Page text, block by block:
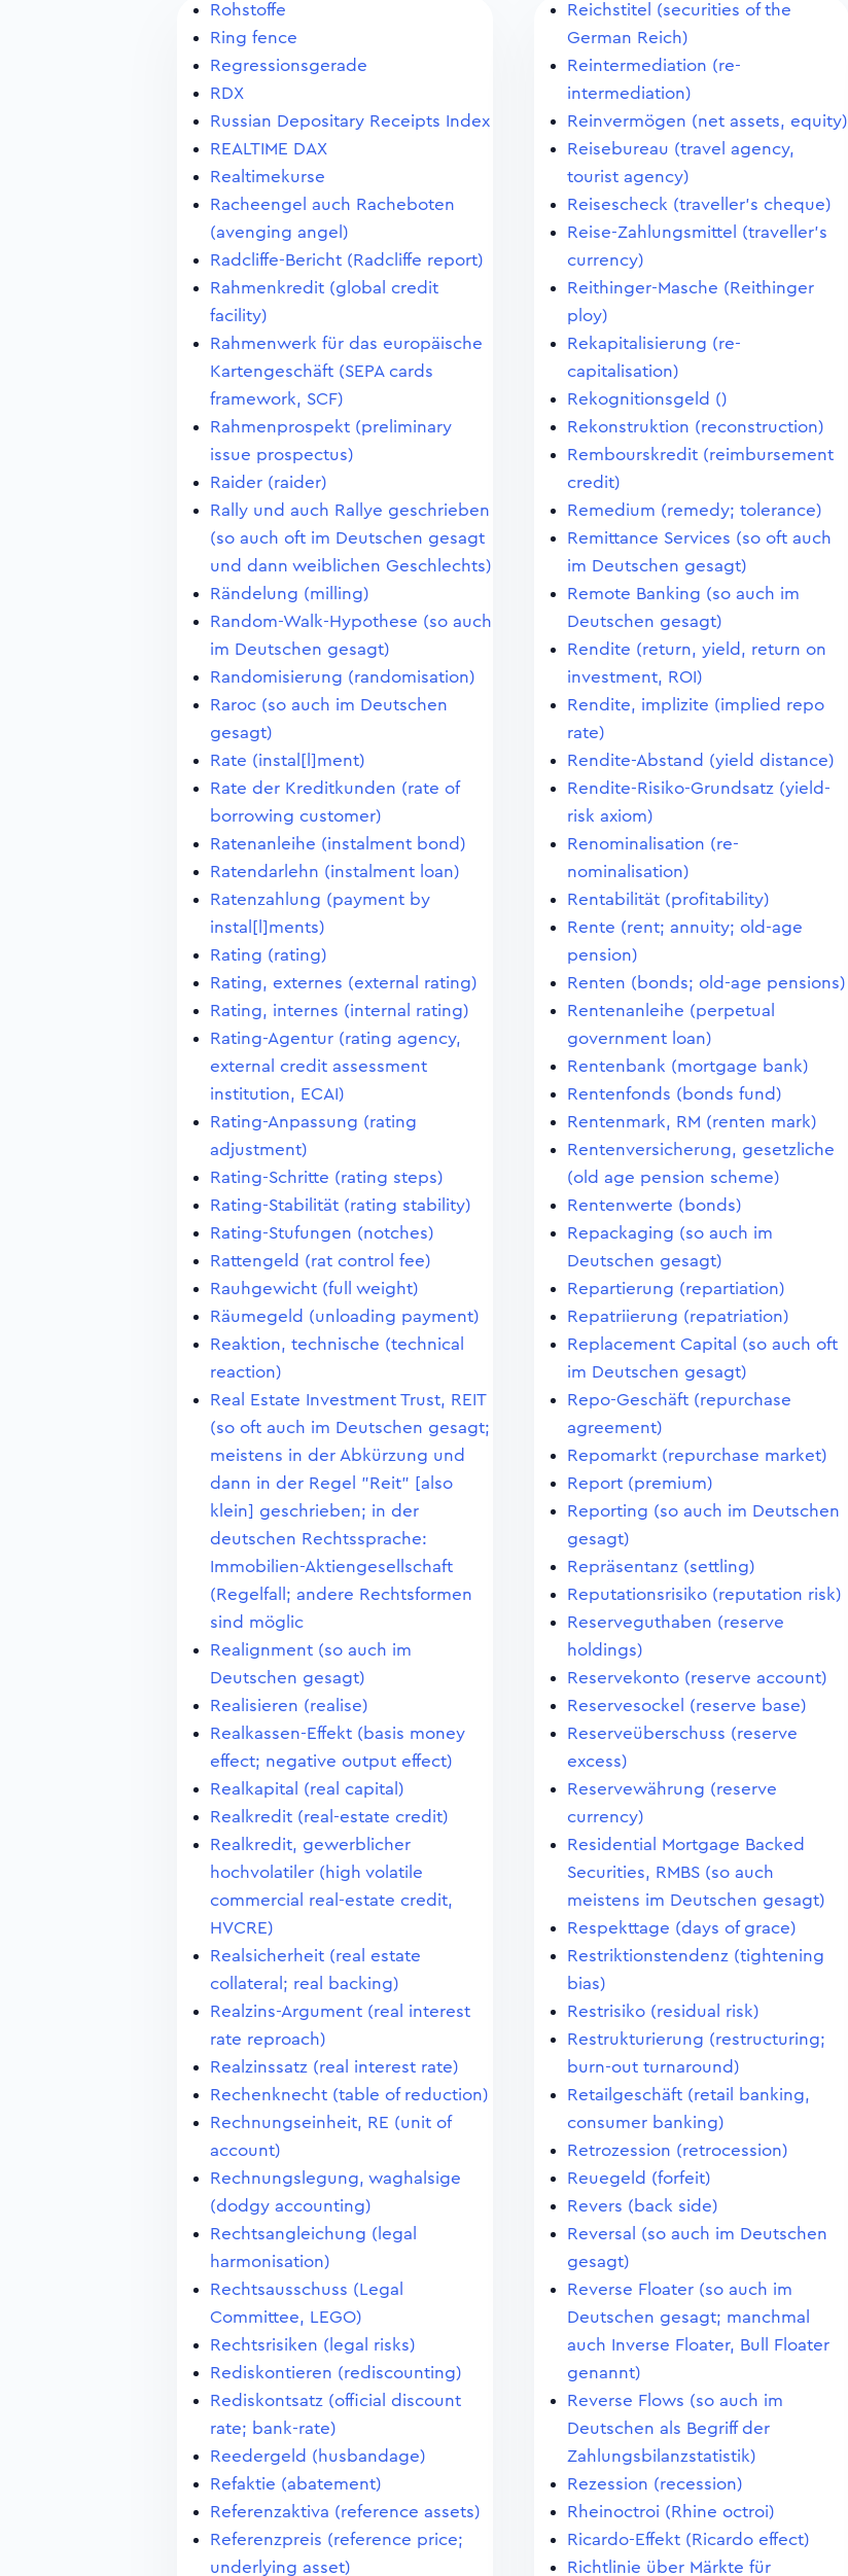
Rohstoffe
Ring fence
Regressionsgerade
RDX
Russian Depositary Receipts Index
REALTIME DAX
Realtimekurse
Racheengel auch Racheboten
(avenging angel)
Radcliffe-Bericht (Radcliffe report)
Rahmenkredit (global credit
facility)
Rahmenwerk für das europäische
Kartengeschäft (SEPA cards
framework, SCF)
Rahmenprospekt (preliminary
issue prospectus)
Raider (raider)
Rally und auch Rallye geschrieben
(so auch oft im Deutschen gesagt
und dann weiblichen Geschlechts)
Rändelung (milling)
Random-Walk-Hypothese (so auch
im Deutschen gesagt)
Randomisierung (randomisation)
Raroc (so auch im Deutschen
gesagt)
Rate (instal[l]ment)
Rate der Kreditkunden (rate of
borrowing customer)
Ratenanleihe (instalment bond)
Ratendarlehn (instalment loan)
Ratenzahlung (payment by
instal[l]ments)
Rating (rating)
Rating, externes (external rating)
Rating, internes (internal rating)
Rating-Agentur (rating agency,
external credit assessment
institution, ECAI)
Rating-Anpassung (rating
adjustment)
Rating-Schritte (rating steps)
Rating-Stabilität (rating stability)
Rating-Stufungen (notches)
Rattengeld (rat control fee)
Rauhgewicht (full weight)
Räumegeld (unloading payment)
Reaktion, technische (technical
reaction)
Real Estate Investment Trust, REIT
(so oft auch im Deutschen gesagt;
meistens in der Abkürzung und
dann in der Regel "Reit" [also
klein] geschrieben; in der
deutschen Rechtssprache:
Immobilien-Aktiengesellschaft
(Regelfall; andere Rechtsformen
sind möglic
Realignment (so auch im
Deutschen gesagt)
Realisieren (realise)
Realkassen-Effekt (basis money
effect; negative output effect)
Realkapital (real capital)
Realkredit (real-estate credit)
Realkredit, gewerblicher
hochvolatiler (high volatile
commercial real-estate credit,
HVCRE)
Realsicherheit (real estate
collateral; real backing)
Realzins-Argument (real interest
rate reproach)
Realzinssatz (real interest rate)
Rechenknecht (table of reduction)
Rechnungseinheit, RE (unit of
account)
Rechnungslegung, waghalsige
(dodgy accounting)
Rechtsangleichung (legal
harmonisation)
Rechtsausschuss (Legal
Committee, LEGO)
Rechtsrisiken (legal risks)
Rediskontieren (rediscounting)
Rediskontsatz (official discount
rate; bank-rate)
Reedergeld (husbandage)
Refaktie (abatement)
Referenzaktiva (reference assets)
Referenzpreis (reference price;
underlying asset)
Reichstitel (securities of the
German Reich)
Reintermediation (re-
intermediation)
Reinvermögen (net assets, equity)
Reisebureau (travel agency,
tourist agency)
Reisescheck (traveller's cheque)
Reise-Zahlungsmittel (traveller's
currency)
Reithinger-Masche (Reithinger
ploy)
Rekapitalisierung (re-
capitalisation)
Rekognitionsgeld ()
Rekonstruktion (reconstruction)
Rembourskredit (reimbursement
credit)
Remedium (remedy; tolerance)
Remittance Services (so oft auch
im Deutschen gesagt)
Remote Banking (so auch im
Deutschen gesagt)
Rendite (return, yield, return on
investment, ROI)
Rendite, implizite (implied repo
rate)
Rendite-Abstand (yield distance)
Rendite-Risiko-Grundsatz (yield-
risk axiom)
Renominalisation (re-
nominalisation)
Rentabilität (profitability)
Rente (rent; annuity; old-age
pension)
Renten (bonds; old-age pensions)
Rentenanleihe (perpetual
government loan)
Rentenbank (mortgage bank)
Rentenfonds (bonds fund)
Rentenmark, RM (renten mark)
Rentenversicherung, gesetzliche
(old age pension scheme)
Rentenwerte (bonds)
Repackaging (so auch im
Deutschen gesagt)
Repartierung (repartiation)
Repatriierung (repatriation)
Replacement Capital (so auch oft
im Deutschen gesagt)
Repo-Geschäft (repurchase
agreement)
Repomarkt (repurchase market)
Report (premium)
Reporting (so auch im Deutschen
gesagt)
Repräsentanz (settling)
Reputationsrisiko (reputation risk)
Reserveguthaben (reserve
holdings)
Reservekonto (reserve account)
Reservesockel (reserve base)
Reserveüberschuss (reserve
excess)
Reservewährung (reserve
currency)
Residential Mortgage Backed
Securities, RMBS (so auch
meistens im Deutschen gesagt)
Respekttage (days of grace)
Restriktionstendenz (tightening
bias)
Restrisiko (residual risk)
Restrukturierung (restructuring;
burn-out turnaround)
Retailgeschäft (retail banking,
consumer banking)
Retrozession (retrocession)
Reuegeld (forfeit)
Revers (back side)
Reversal (so auch im Deutschen
gesagt)
Reverse Floater (so auch im
Deutschen gesagt; manchmal
auch Inverse Floater, Bull Floater
genannt)
Reverse Flows (so auch im
Deutschen als Begriff der
Zahlungsbilanzstatistik)
Rezession (recession)
Rheinoctroi (Rhine octroi)
Ricardo-Effekt (Ricardo effect)
Richtlinie über Märkte für